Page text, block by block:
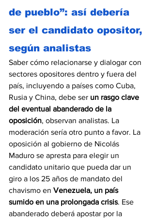
de pueblo”: así debería
ser el candidato opositor,
según analistas
Saber cómo relacionarse y dialogar con
sectores opositores dentro y fuera del
país, incluyendo a países como Cuba,
Rusia y China, debe ser un rasgo clave
del eventual abanderado de la
oposición, observan analistas. La
moderación sería otro punto a favor. La
oposición al gobierno de Nicolás
Maduro se apresta para elegir un
candidato unitario que pueda dar un
giro a los 25 años de mandato del
chavismo en Venezuela, un país
sumido en una prolongada crisis. Ese
abanderado deberá apostar por la